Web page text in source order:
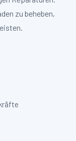
zu beheben,